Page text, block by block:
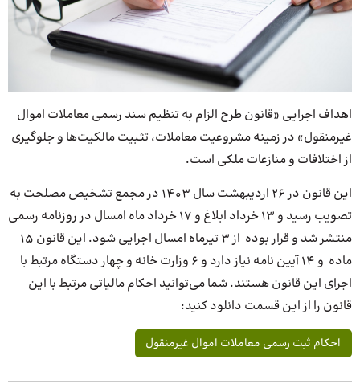
اهداف اجرایی «قانون طرح الزام به تنظیم سند رسمی معاملات اموال
غیرمنقول» در زمینه مشروعیت معاملات، تثبیت مالکیت‌ها و جلوگیری
از اختلافات و منازعات ملکی است.
این قانون در ۲۶ اردیبهشت سال 1403 در مجمع تشخیص مصلحت به
تصویب رسید و ۱۳ خرداد ابلاغ و ۱۷ خرداد ماه امسال در روزنامه رسمی
منتشر شد و قرار بوده از ۳ تیرماه امسال اجرایی شود. این قانون ۱۵
ماده و ۱۴ آیین نامه نیاز دارد و ۶ وزارت خانه و چهار دستگاه مرتبط با
اجرای این قانون هستند. شما می‌توانید احکام مالیاتی مرتبط با این
قانون را از این قسمت دانلود کنید:
احکام ثبت رسمی معاملات اموال غیرمنقول